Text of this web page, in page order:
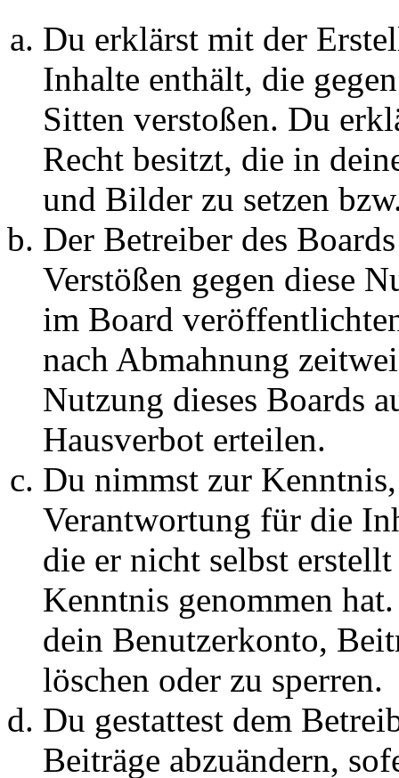
Du erklärst mit der
Inhalte enthält, die
Sitten verstoßen. Du
Recht besitzt, die in
und Bilder zu setzen
Der Betreiber des
Verstößen gegen diese
im Board
nach Abmahnung
Nutzung dieses Boards
Hausverbot erteilen.
Du nimmst zur
Verantwortung für die
die er nicht selbst
Kenntnis genommen
dein Benutzerkonto,
löschen oder zu sperren.
Du gestattest dem
Beiträge abzuändern,